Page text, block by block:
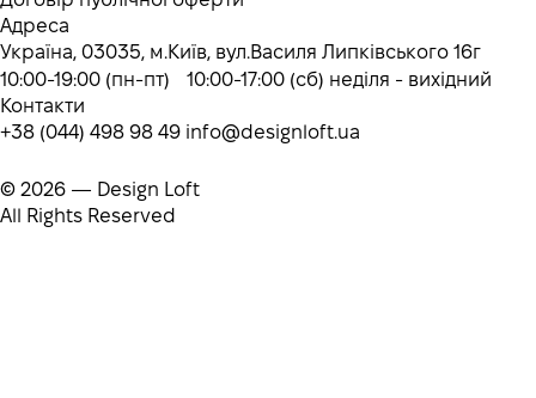
Адреса
Україна, 03035, м.Київ, вул.Василя Липківського 16г
10:00-19:00 (пн-пт) 10:00-17:00 (сб) неділя - вихідний
Контакти
+38 (044) 498 98 49 info@designloft.ua
© 2026 — Design Loft
All Rights Reserved